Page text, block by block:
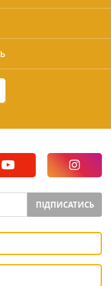
ПІДПИСАТИСЬ